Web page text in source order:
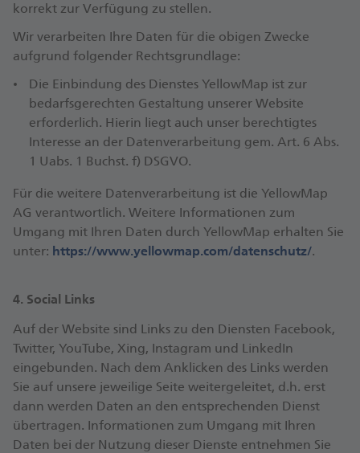
korrekt zur Verfügung zu stellen.
Wir verarbeiten Ihre Daten für die obigen Zwecke
aufgrund folgender Rechtsgrundlage:
Die Einbindung des Dienstes YellowMap ist zur
bedarfsgerechten Gestaltung unserer Website
erforderlich. Hierin liegt auch unser berechtigtes
Interesse an der Datenverarbeitung gem. Art. 6 Abs.
1 Uabs. 1 Buchst. f) DSGVO.
Für die weitere Datenverarbeitung ist die YellowMap
AG verantwortlich. Weitere Informationen zum
Umgang mit Ihren Daten durch YellowMap erhalten Sie
unter: https://www.yellowmap.com/datenschutz/.
4. Social Links
Auf der Website sind Links zu den Diensten Facebook,
Twitter, YouTube, Xing, Instagram und LinkedIn
eingebunden. Nach dem Anklicken des Links werden
Sie auf unsere jeweilige Seite weitergeleitet, d.h. erst
dann werden Daten an den entsprechenden Dienst
übertragen. Informationen zum Umgang mit Ihren
Daten bei der Nutzung dieser Dienste entnehmen Sie